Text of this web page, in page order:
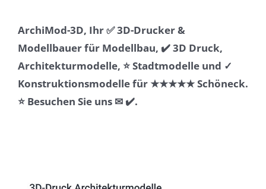
ArchiMod-3D, Ihr ✅ 3D-Drucker &
Modellbauer für Modellbau, ✔️ 3D Druck,
Architekturmodelle, ⭐ Stadtmodelle und ✓
Konstruktionsmodelle für ★★★★★ Schöneck.
⭐ Besuchen Sie uns ✉ ✔️.